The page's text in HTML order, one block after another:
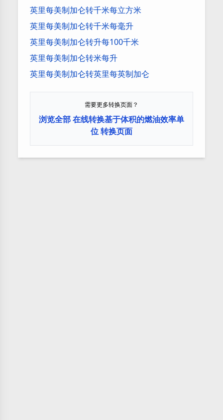
英里每美制加仑转千米每立方米
英里每美制加仑转千米每毫升
英里每美制加仑转升每100千米
英里每美制加仑转米每升
英里每美制加仑转英里每英制加仑
需要更多转换页面？
浏览全部 在线转换基于体积的燃油效率单
位 转换页面